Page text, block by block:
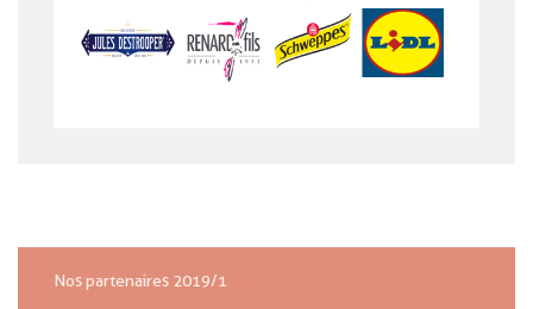
Nos partenaires 2019/1